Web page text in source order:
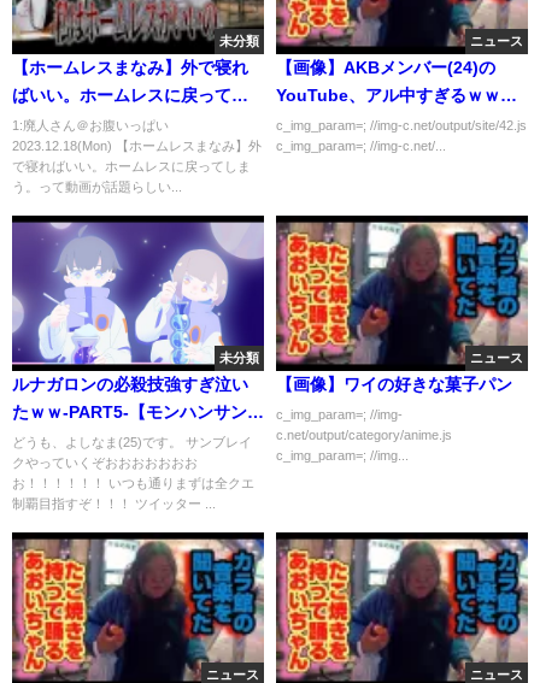
未分類
【ホームレスまなみ】外で寝れ
ばいい。ホームレスに戻ってし
まう。
1:廃人さん＠お腹いっぱい
2023.12.18(Mon) 【ホームレスまなみ】外
で寝ればいい。ホームレスに戻ってしま
う。って動画が話題らしい...
ニュース
【画像】AKBメンバー(24)の
YouTube、アル中すぎるｗｗｗ
ｗｗ
c_img_param=; //img-c.net/output/site/42.js
c_img_param=; //img-c.net/...
未分類
ルナガロンの必殺技強すぎ泣い
たｗｗ-PART5-【モンハンサンブ
レイク/全クエ制覇を目指して】
どうも、よしなま(25)です。 サンブレイ
クやっていくぞおおおおおおお
お！！！！！！ いつも通りまずは全クエ
制覇目指すぞ！！！ ツイッター ...
ニュース
【画像】ワイの好きな菓子パン
c_img_param=; //img-
c.net/output/category/anime.js
c_img_param=; //img...
ニュース ニュース